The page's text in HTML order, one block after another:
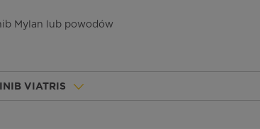
Mylan lub powodów
VIATRIS